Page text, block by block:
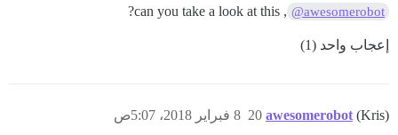
@awesomerobot
, can you take a look at this?
إعجاب واحد (1)
awesomerobot (Kris) 8 فبراير 2018، 5:07ص 20